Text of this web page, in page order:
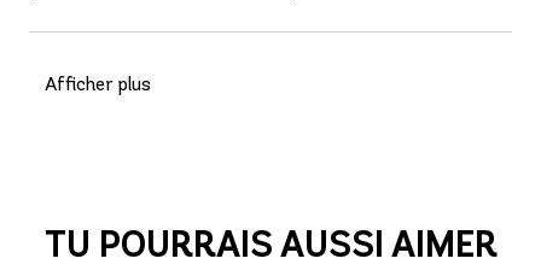
Afficher plus
TU POURRAIS AUSSI AIMER